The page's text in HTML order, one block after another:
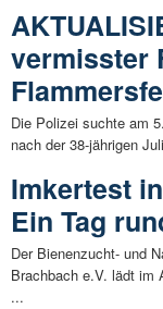
vermisster
Die Polizei suchte am
nach der 38-jährigen
Imkertest
Ein Tag
Der Bienenzucht- und
Brachbach e.V. lädt im
...